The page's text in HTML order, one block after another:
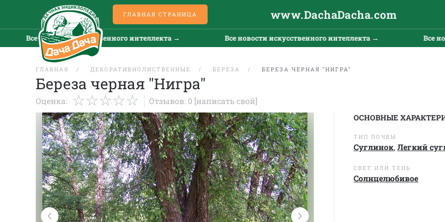
ГЛАВНАЯ СТРАНИЦА www.DachaDacha.com
Все новости искусственного интеллекта → Все новости искусственного интеллекта → Все
ГЛАВНАЯ ДЕКОРАТИВНОЛИСТВЕННЫЕ БЕРЕЗА БЕРЕЗА ЧЕРНАЯ "НИГРА"
Береза черная "Нигра"
Оценка: Отзывов: 0 [написать свой]
ОСНОВНЫЕ
ТИП ПОЧВЫ
Суглинок, Легкий
СВЕТ ИЛИ ТЕНЬ
Солнцелюбивое